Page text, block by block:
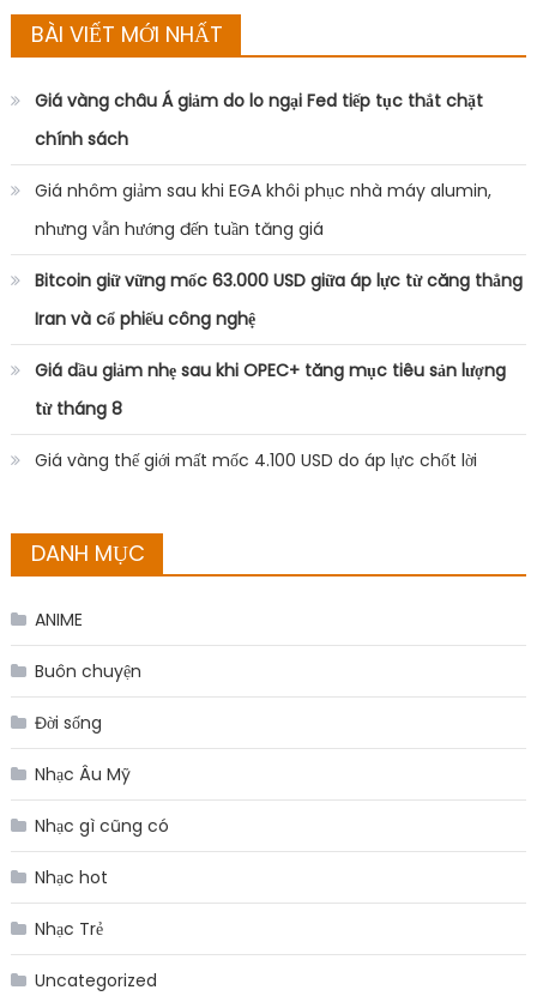
BÀI VIẾT MỚI NHẤT
Giá vàng châu Á giảm do lo ngại Fed tiếp tục thắt chặt
chính sách
Giá nhôm giảm sau khi EGA khôi phục nhà máy alumin,
nhưng vẫn hướng đến tuần tăng giá
Bitcoin giữ vững mốc 63.000 USD giữa áp lực từ căng thẳng
Iran và cổ phiếu công nghệ
Giá dầu giảm nhẹ sau khi OPEC+ tăng mục tiêu sản lượng
từ tháng 8
Giá vàng thế giới mất mốc 4.100 USD do áp lực chốt lời
DANH MỤC
ANIME
Buôn chuyện
Đời sống
Nhạc Âu Mỹ
Nhạc gì cũng có
Nhạc hot
Nhạc Trẻ
Uncategorized